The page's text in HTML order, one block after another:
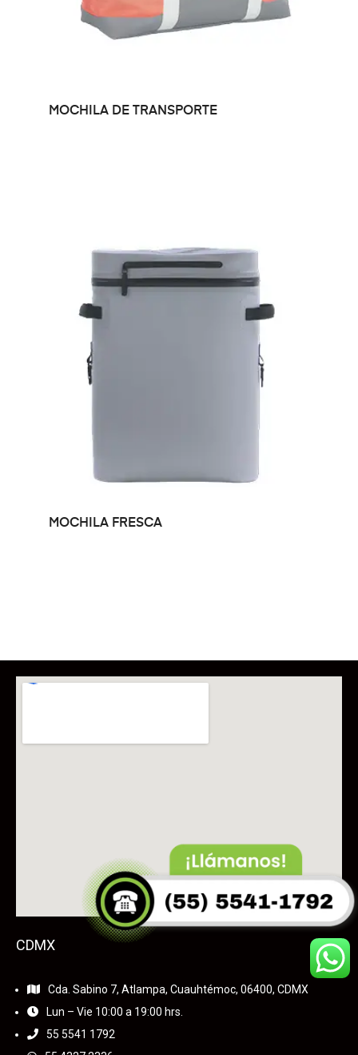
LEER MÁS
MOCHILA DE TRANSPORTE
LEER MÁS
MOCHILA FRESCA
CDMX
Cda. Sabino 7, Atlampa, Cuauhtémoc, 06400, CDMX
Lun – Vie 10:00 a 19:00 hrs.
55 5541 1792